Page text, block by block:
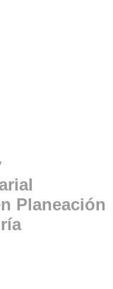
Planeación